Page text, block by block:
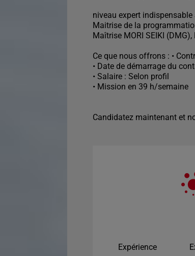
niveau expert
Maitrise de la
Maîtrise MORI SEIKI (DMG),
Ce que nous offrons : •
• Date de démarrage du
• Salaire : Selon profil
• Mission en 39 h/semaine
Candidatez maintenant et
Expérience